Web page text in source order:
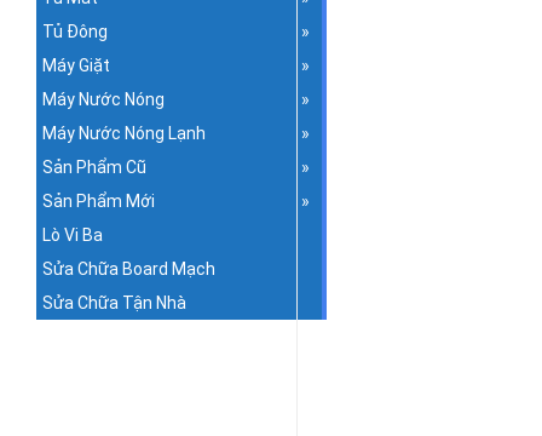
Tủ Đông
Máy Giặt
Máy Nước Nóng
Máy Nước Nóng Lạnh
Sản Phẩm Cũ
Sản Phẩm Mới
Lò Vi Ba
Sửa Chữa Board Mạch
Sửa Chữa Tận Nhà